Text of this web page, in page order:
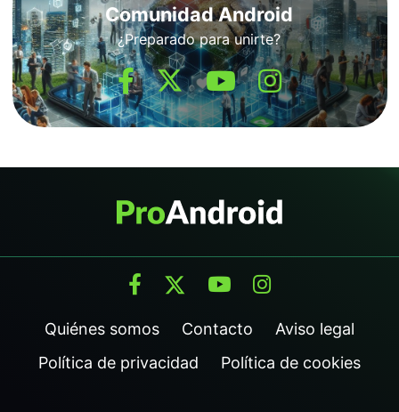
Comunidad Android
¿Preparado para unirte?
Quiénes somos Contacto
Aviso legal
Política de privacidad
Política de cookies